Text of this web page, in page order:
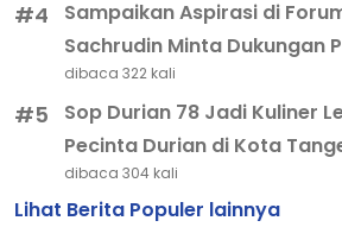
#4
Sampaikan Aspirasi di
Sachrudin Minta Dukungan
dibaca 322 kali
#5
Sop Durian 78 Jadi Kuliner
Pecinta Durian di Kota
dibaca 304 kali
Lihat Berita Populer lainnya